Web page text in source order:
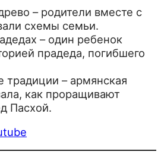
– родители вместе с
схемы семьи.
– один ребенок
прадеда, погибшего
традиции – армянская
как проращивают
Пасхой.